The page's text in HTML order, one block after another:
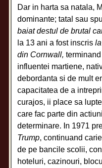
Dar in harta sa natala,
dominante; tatal sau
baiat destul de brutal
la 13 ani a fost inscris
din Cornwall,
influentei martiene,
debordanta si de mult
capacitatea de a
curajos, ii place sa
care fac parte din
determinare. In 1971
Trump, continuand
de pe bancile scolii,
hoteluri, cazinouri,